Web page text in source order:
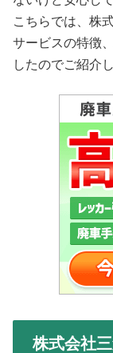
こちらでは、株
サービスの特徴
したのでご紹介
株式会社